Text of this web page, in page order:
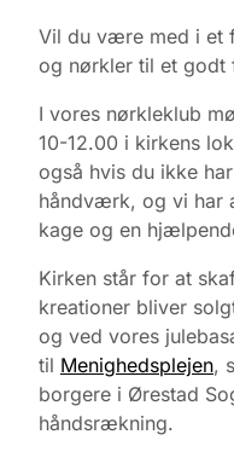
Vil du være med i et
og nørkler til et godt
I vores nørkleklub
10-12.00 i kirkens
også hvis du ikke
håndværk, og vi har
kage og en
Kirken står for at
kreationer bliver
og ved vores
til Menighedsplejen,
borgere i Ørestad
håndsrækning.